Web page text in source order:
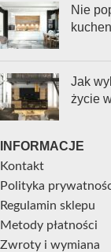
Nie
Jak
życie
INFORMACJE
Kontakt
Polityka
Regulamin sklepu
Metody płatności
Zwroty i wymiana